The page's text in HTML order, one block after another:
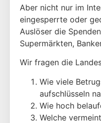
Aber nicht nur im
eingesperrte oder
Auslöser die
Supermärkten,
Wir fragen die
Wie viele
aufschlüsseln
Wie hoch
Welche